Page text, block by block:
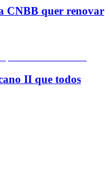
CNBB quer renovar
II que todos